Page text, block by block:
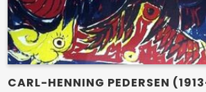
CARL-HENNING PEDERSEN